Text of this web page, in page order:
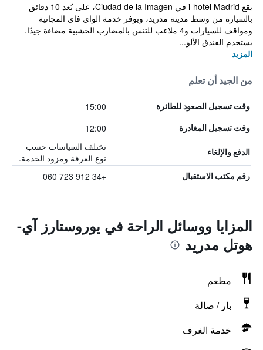
يقع i-hotel Madrid في Ciudad de la Imagen، على بُعد 10 دقائق
بالسيارة من وسط مدينة مدريد، ويوفر خدمة الواي فاي المجانية
ومواقف للسيارات و4 ملاعب للتنس بالمضارب الخشبية مضاءة جيدًا.
يستخدم الفندق الألو...
المزيد
من الجيد أن تعلم
وقت تسجيل الصعود للطائرة 15:00
وقت تسجيل المغادرة 12:00
الدفع والإلغاء
تختلف السياسات حسب
نوع الغرفة ومزود الخدمة.
رقم مكتب الاستقبال +34 912 723 060
المزايا ووسائل الراحة في يوروستارز آي-
هوتل مدريد
مطعم
بار / صالة
خدمة الغرف